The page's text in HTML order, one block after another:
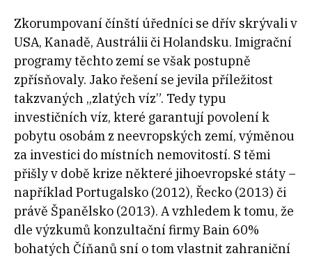
Zkorumpovaní čínští úředníci se dřív skrývali v
USA, Kanadě, Austrálii či Holandsku. Imigrační
programy těchto zemí se však postupně
zpřísňovaly. Jako řešení se jevila příležitost
takzvaných „zlatých víz”. Tedy typu
investičních víz, které garantují povolení k
pobytu osobám z neevropských zemí, výměnou
za investici do místních nemovitostí. S těmi
přišly v době krize některé jihoevropské státy –
například Portugalsko (2012), Řecko (2013) či
právě Španělsko (2013). A vzhledem k tomu, že
dle výzkumů konzultační firmy Bain 60%
bohatých Číňanů sní o tom vlastnit zahraniční